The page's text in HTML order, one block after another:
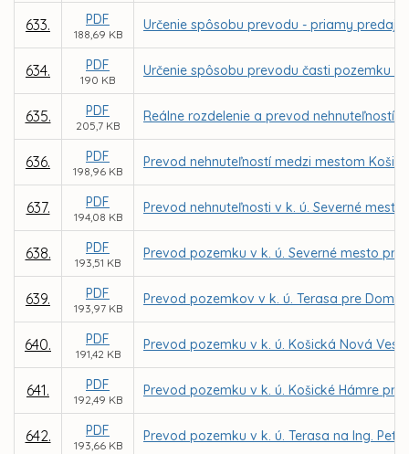
633. PDF
188,69 KB
Určenie spôsobu prevodu - priamy predaj
634. PDF
190 KB
Určenie spôsobu prevodu časti pozemku
635. PDF
205,7 KB
Reálne rozdelenie a prevod nehnuteľností
636. PDF
198,96 KB
Prevod nehnuteľností medzi mestom
637. PDF
194,08 KB
Prevod nehnuteľnosti v k. ú. Severné
638. PDF
193,51 KB
Prevod pozemku v k. ú. Severné mesto
639. PDF
193,97 KB
Prevod pozemkov v k. ú. Terasa pre
640. PDF
191,42 KB
Prevod pozemku v k. ú. Košická Nová
641. PDF
192,49 KB
Prevod pozemku v k. ú. Košické Hámre
642. PDF
193,66 KB
Prevod pozemku v k. ú. Terasa na Ing.